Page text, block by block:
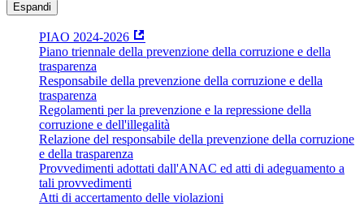
Espandi
PIAO 2024-2026
Piano triennale della prevenzione della corruzione e della
trasparenza
Responsabile della prevenzione della corruzione e della
trasparenza
Regolamenti per la prevenzione e la repressione della
corruzione e dell'illegalità
Relazione del responsabile della prevenzione della corruzione
e della trasparenza
Provvedimenti adottati dall'ANAC ed atti di adeguamento a
tali provvedimenti
Atti di accertamento delle violazioni